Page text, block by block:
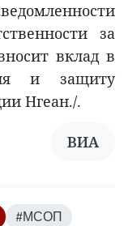
за
вклад в
и защиту
Нгеан./.
ВИА
#МСОП